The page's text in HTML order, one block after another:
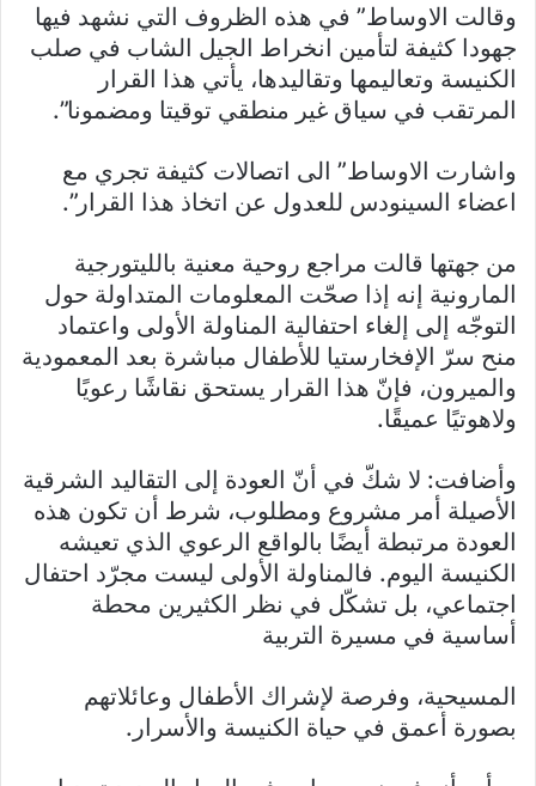
وقالت الاوساط” في هذه الظروف التي نشهد فيها
جهودا كثيفة لتأمين انخراط الجيل الشاب في صلب
الكنيسة وتعاليمها وتقاليدها، يأتي هذا القرار
المرتقب في سياق غير منطقي توقيتا ومضمونا”.
واشارت الاوساط” الى اتصالات كثيفة تجري مع
اعضاء السينودس للعدول عن اتخاذ هذا القرار”.
من جهتها قالت مراجع روحية معنية بالليتورجية
المارونية إنه إذا صحّت المعلومات المتداولة حول
التوجّه إلى إلغاء احتفالية المناولة الأولى واعتماد
منح سرّ الإفخارستيا للأطفال مباشرة بعد المعمودية
والميرون، فإنّ هذا القرار يستحق نقاشًا رعويًا
ولاهوتيًا عميقًا.
وأضافت: لا شكّ في أنّ العودة إلى التقاليد الشرقية
الأصيلة أمر مشروع ومطلوب، شرط أن تكون هذه
العودة مرتبطة أيضًا بالواقع الرعوي الذي تعيشه
الكنيسة اليوم. فالمناولة الأولى ليست مجرّد احتفال
اجتماعي، بل تشكّل في نظر الكثيرين محطة
أساسية في مسيرة التربية
المسيحية، وفرصة لإشراك الأطفال وعائلاتهم
بصورة أعمق في حياة الكنيسة والأسرار.